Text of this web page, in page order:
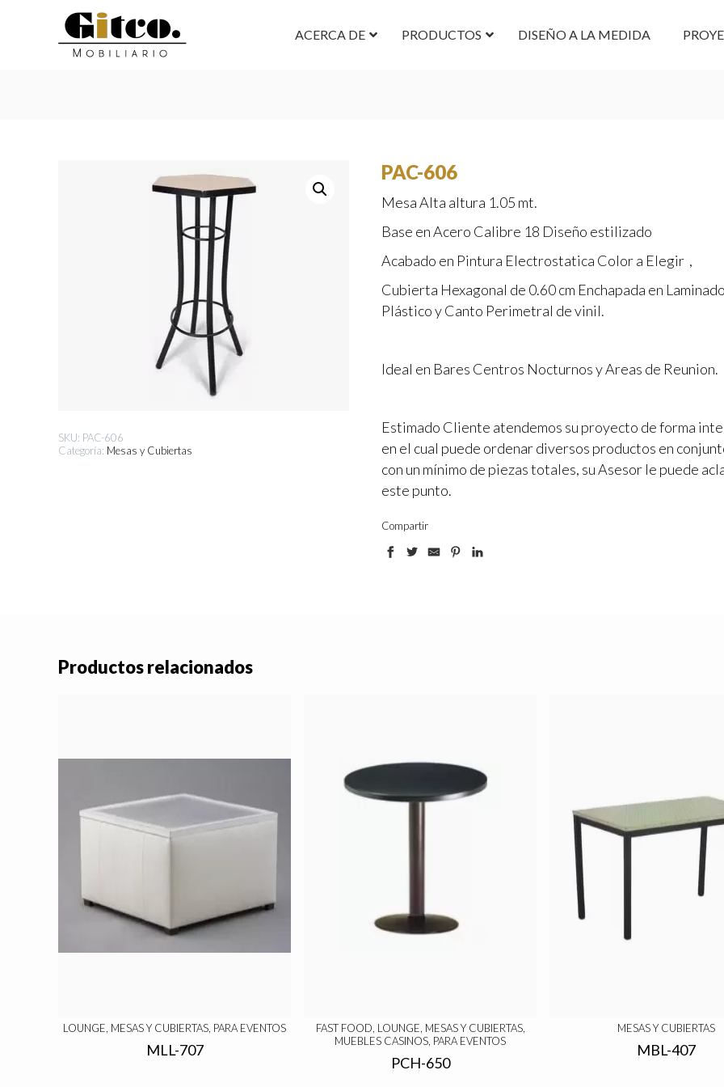
ACERCA DE PRODUCTOS DISEÑO A LA MEDIDA
SKU: PAC-606
Categoría: Mesas y Cubiertas
PAC-606
Mesa Alta altura 1.05 mt.
Base en Acero Calibre 18 Diseño estilizado
Acabado en Pintura Electrostatica Color a Elegir ,
Cubierta Hexagonal de 0.60 cm Enchapada en Laminado
Plástico y Canto Perimetral de vinil.
Ideal en Bares Centros Nocturnos y Areas de Reunion.
Estimado Cliente atendemos su proyecto de forma
en el cual puede ordenar diversos productos en
con un mínimo de piezas totales, su Asesor le puede
este punto.
Compartir
Productos relacionados
LOUNGE, MESAS Y CUBIERTAS, PARA EVENTOS
MLL-707
FAST FOOD, LOUNGE, MESAS Y CUBIERTAS,
MUEBLES CASINOS, PARA EVENTOS
PCH-650
MESAS Y CUBIERTAS
MBL-407